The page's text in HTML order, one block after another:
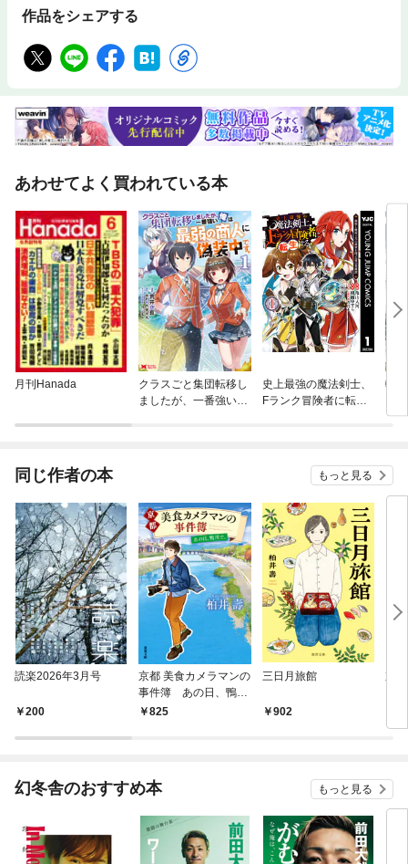
作品をシェアする
あわせてよく買われている本
月刊Hanada
クラスごと集団転移し
ましたが、一番強い俺
史上最強の魔法剣士、
Fランク冒険者に転生
転
を
同じ作者の本 もっと見る
読楽2026年3月号
200
京都 美食カメラマンの
事件簿 あの日、鴨川
で。825
三日月旅館
902
京
幻冬舎のおすすめ本 もっと見る